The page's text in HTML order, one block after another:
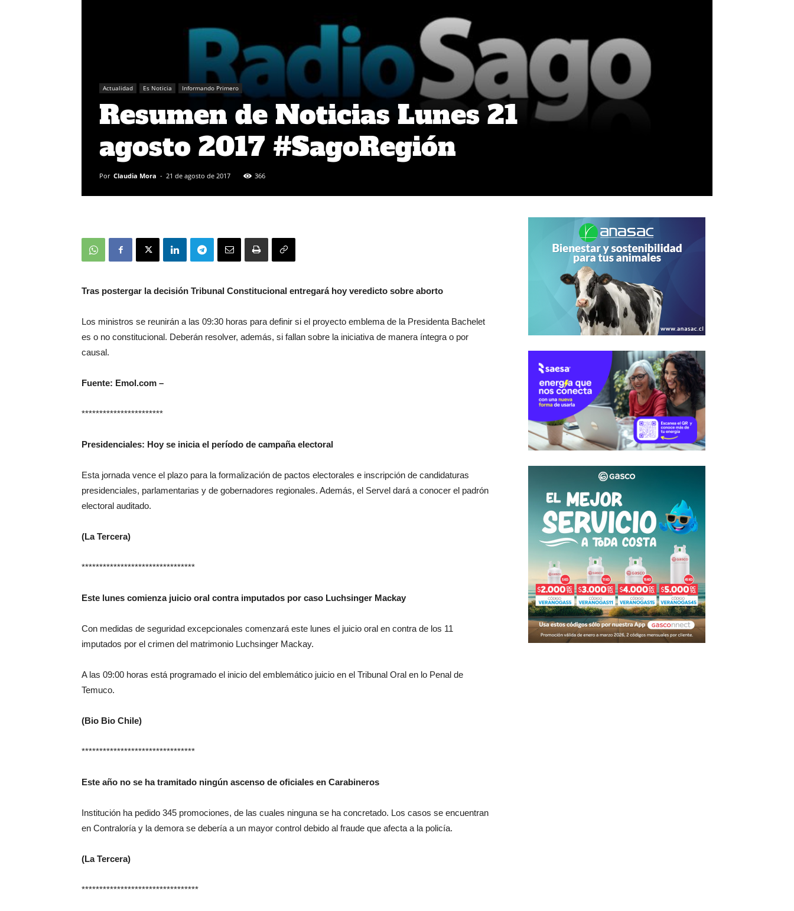
Actualidad Es Noticia Informando Primero
Resumen de Noticias Lunes 21
agosto 2017 #SagoRegión
Por Claudia Mora - 21 de agosto de 2017 366
Tras postergar la decisión Tribunal Constitucional entregará hoy veredicto sobre aborto
Los ministros se reunirán a las 09:30 horas para definir si el proyecto emblema de la Presidenta Bachelet
es o no constitucional. Deberán resolver, además, si fallan sobre la iniciativa de manera íntegra o por
causal.
Fuente: Emol.com –
***********************
Presidenciales: Hoy se inicia el período de campaña electoral
Esta jornada vence el plazo para la formalización de pactos electorales e inscripción de candidaturas
presidenciales, parlamentarias y de gobernadores regionales. Además, el Servel dará a conocer el padrón
electoral auditado.
(La Tercera)
********************************
Este lunes comienza juicio oral contra imputados por caso Luchsinger Mackay
Con medidas de seguridad excepcionales comenzará este lunes el juicio oral en contra de los 11
imputados por el crimen del matrimonio Luchsinger Mackay.
A las 09:00 horas está programado el inicio del emblemático juicio en el Tribunal Oral en lo Penal de
Temuco.
(Bio Bio Chile)
********************************
Este año no se ha tramitado ningún ascenso de oficiales en Carabineros
Institución ha pedido 345 promociones, de las cuales ninguna se ha concretado. Los casos se encuentran
en Contraloría y la demora se debería a un mayor control debido al fraude que afecta a la policía.
(La Tercera)
*********************************